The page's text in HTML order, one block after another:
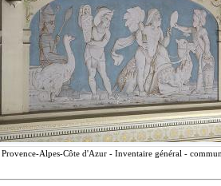
Alpes-Côte d'Azur - Inventaire général -